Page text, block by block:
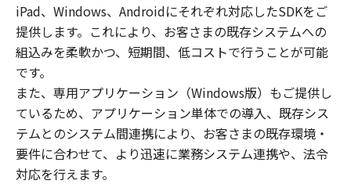
iPad、Windows、Androidにそれぞれ対応したSDKをご
提供します。これにより、お客さまの既存システムへの
組込みを柔軟かつ、短期間、低コストで行うことが可能
です。
また、専用アプリケーション（Windows版）もご提供し
ているため、アプリケーション単体での導入、既存シス
テムとのシステム間連携により、お客さまの既存環境・
要件に合わせて、より迅速に業務システム連携や、法令
対応を行えます。